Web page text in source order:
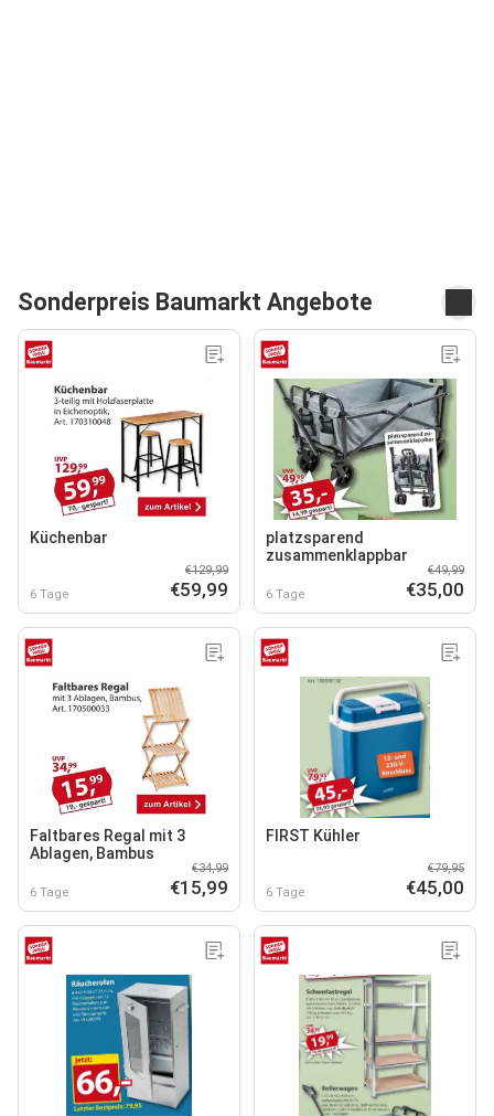
Sonderpreis Baumarkt Angebote
Küchenbar
6 Tage
€129,99
€59,99
platzsparend
zusammenklappbar
6 Tage
€49,99
€35,00
Faltbares Regal mit 3
Ablagen, Bambus
6 Tage
€34,99
€15,99
FIRST Kühler
6 Tage
€79,95
€45,00